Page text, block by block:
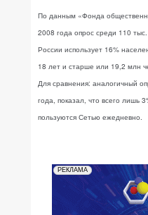
По данным «Фонда
2008 года опрос среди 110
России использует 16%
18 лет и старше или 19,2 млн
Для сравнения: аналогичный
года, показал, что всего лишь
пользуются Сетью ежедневно.
РЕКЛАМА